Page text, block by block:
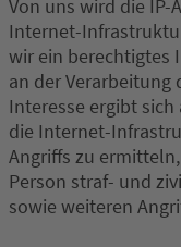
Von uns wird die IP-
Internet-
wir ein berechtigtes
an der Verarbeitung
Interesse ergibt
die Internet-
Angriffs zu
Person straf- und
sowie weiteren